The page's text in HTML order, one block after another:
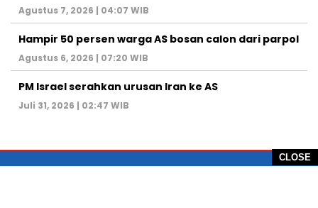
CLOSE
Agustus 7, 2026 | 04:07 WIB
Hampir 50 persen warga AS bosan calon dari parpol
Agustus 6, 2026 | 07:20 WIB
PM Israel serahkan urusan Iran ke AS
Juli 31, 2026 | 02:47 WIB